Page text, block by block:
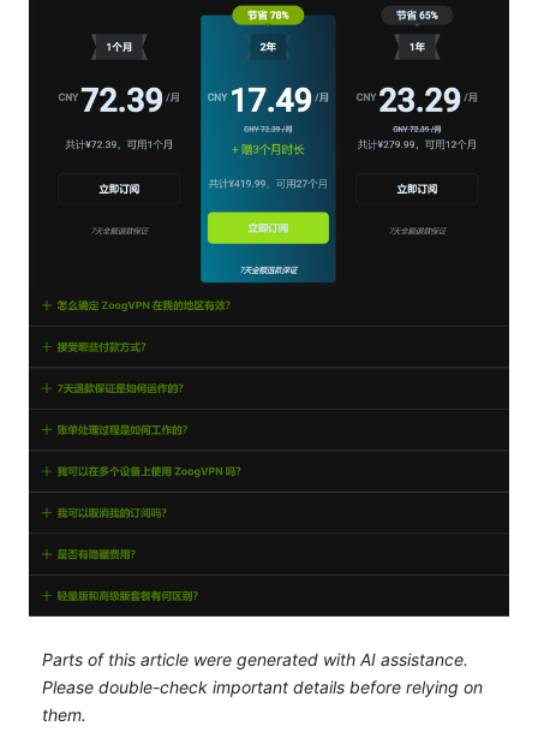
Parts of this article were generated with AI assistance.
Please double-check important details before relying on
them.